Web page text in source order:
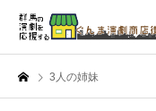
3人の姉妹